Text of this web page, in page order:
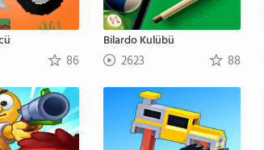
86
Bilardo Kulübü
2623 88